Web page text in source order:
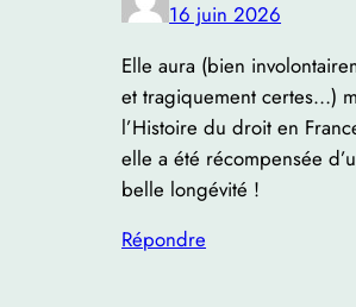
16 juin 2026
Elle aura (bien
et tragiquement certes…)
l’Histoire du droit en
elle a été récompensée
belle longévité !
Répondre